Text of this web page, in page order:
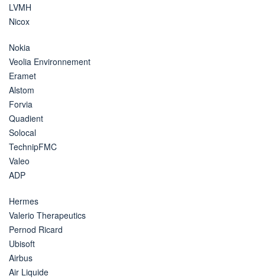
LVMH
Nicox
Nokia
Veolia Environnement
Eramet
Alstom
Forvia
Quadient
Solocal
TechnipFMC
Valeo
ADP
Hermes
Valerio Therapeutics
Pernod Ricard
Ubisoft
Airbus
Air Liquide